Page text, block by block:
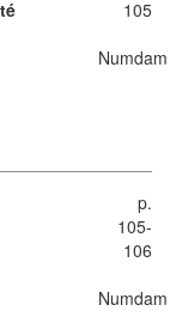
105
Numdam
p.
105-
106
Numdam